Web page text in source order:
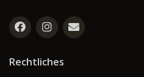
Rechtliches